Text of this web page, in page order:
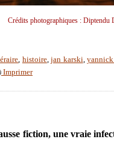
Crédits photographiques : Diptendu
, histoire,jan karski,
Imprimer
fiction, une vraie